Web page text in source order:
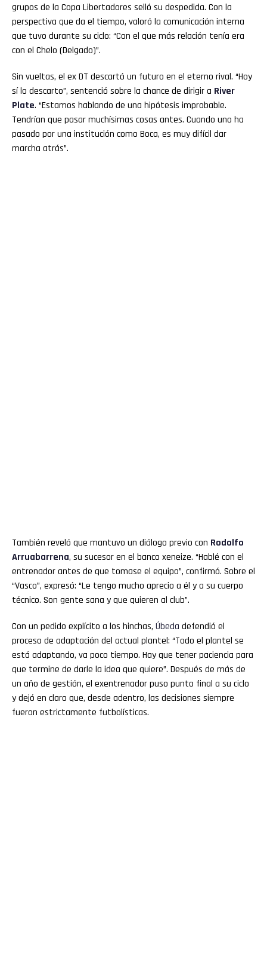
grupos de la Copa Libertadores selló su despedida. Con la
perspectiva que da el tiempo, valoró la comunicación interna
que tuvo durante su ciclo: “Con el que más relación tenía era
con el Chelo (Delgado)”.
Sin vueltas, el ex DT descartó un futuro en el eterno rival. “Hoy
sí lo descarto”, sentenció sobre la chance de dirigir a River
Plate. “Estamos hablando de una hipótesis improbable.
Tendrían que pasar muchísimas cosas antes. Cuando uno ha
pasado por una institución como Boca, es muy difícil dar
marcha atrás”.
También reveló que mantuvo un diálogo previo con Rodolfo
Arruabarrena, su sucesor en el banco xeneize. “Hablé con el
entrenador antes de que tomase el equipo”, confirmó. Sobre el
“Vasco”, expresó: “Le tengo mucho aprecio a él y a su cuerpo
técnico. Son gente sana y que quieren al club”.
Con un pedido explícito a los hinchas, Úbeda defendió el
proceso de adaptación del actual plantel: “Todo el plantel se
está adaptando, va poco tiempo. Hay que tener paciencia para
que termine de darle la idea que quiere”. Después de más de
un año de gestión, el exentrenador puso punto final a su ciclo
y dejó en claro que, desde adentro, las decisiones siempre
fueron estrictamente futbolísticas.